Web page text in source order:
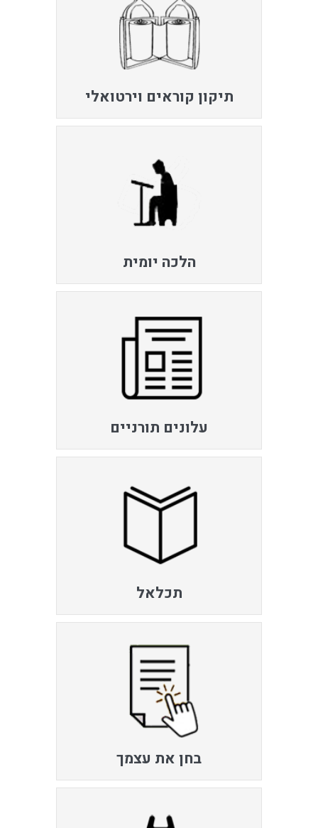
תיקון קוראים וירטואלי
הלכה יומית
עלונים תורניים
תכלאל
בחן את עצמך